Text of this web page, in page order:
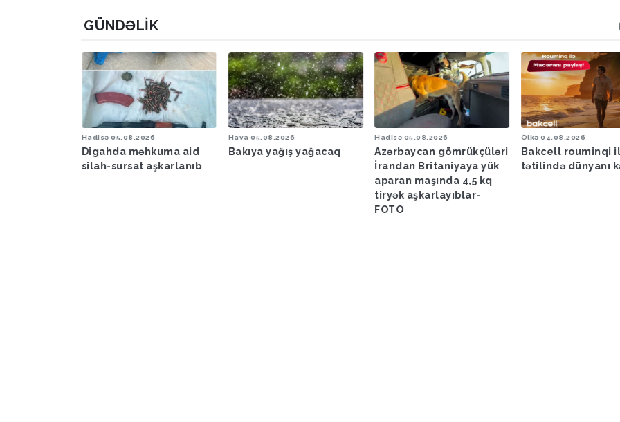
GÜNDƏLIK
Hadisə 05.08.2026
Digahda məhkuma aid
silah-sursat aşkarlanıb
Hava 05.08.2026
Bakıya yağış yağacaq
Hadisə 05.08.2026
Azərbaycan gömrükçüləri
İrandan Britaniyaya yük
aparan maşında 4,5 kq
tiryək aşkarlayıblar-
FOTO
Ölkə 04.08.2026
Bakcell rouminqi
tətilində dünyanı